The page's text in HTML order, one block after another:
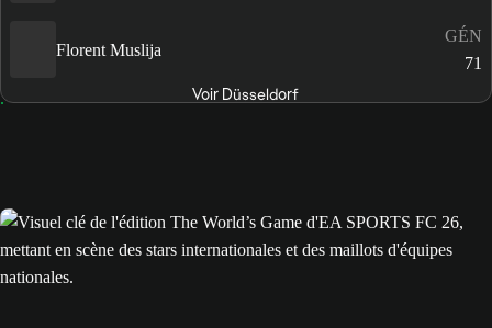
Florent Muslija
GÉN
71
Voir Düsseldorf